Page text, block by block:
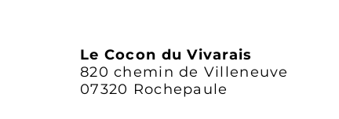
Le Cocon du Vivarais
820 chemin de Villeneuve
07320 Rochepaule